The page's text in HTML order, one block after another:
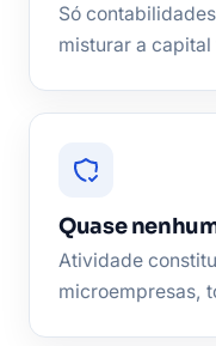
Só
misturar a capital
Quase
Atividade
microempresas,